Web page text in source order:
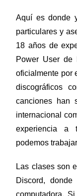
Aquí es donde
particulares y
18 años de
Power User de
oficialmente por
discográficos
canciones han
internacional
experiencia a
podemos
Las clases son
Discord,
computadora.